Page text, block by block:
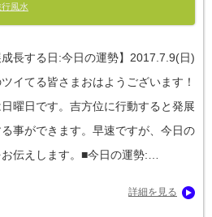
行風水
成長する日:今日の運勢】‪2017.7.9(日)
イてる皆さまおはようございます！
曜日です。吉方位に行動すると発展
事ができます。早速ですが、今日の
伝えします。■今日の運勢:…
詳細を見る